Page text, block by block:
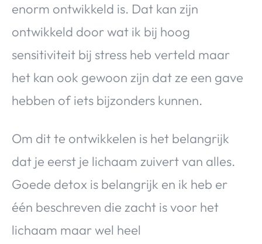
enorm ontwikkeld is. Dat kan zijn
ontwikkeld door wat ik bij hoog
sensitiviteit bij stress heb verteld maar
het kan ook gewoon zijn dat ze een gave
hebben of iets bijzonders kunnen.
Om dit te ontwikkelen is het belangrijk
dat je eerst je lichaam zuivert van alles.
Goede detox is belangrijk en ik heb er
één beschreven die zacht is voor het
lichaam maar wel heel